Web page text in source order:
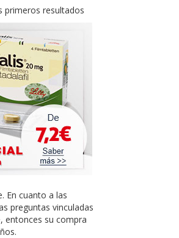
primeros resultados
En cuanto a las
preguntas vinculadas
entonces su compra